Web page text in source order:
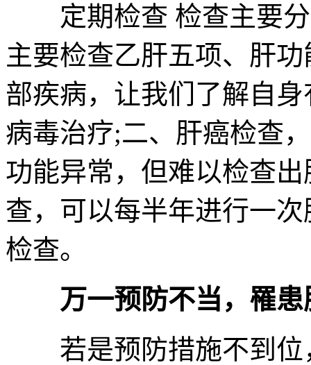
定期检查 检查主要分
主要检查乙肝五项、肝
部疾病，让我们了解自
病毒治疗;二、肝癌检查
功能异常，但难以检查
查，可以每半年进行一
检查。
万一预防不当，罹患
若是预防措施不到位